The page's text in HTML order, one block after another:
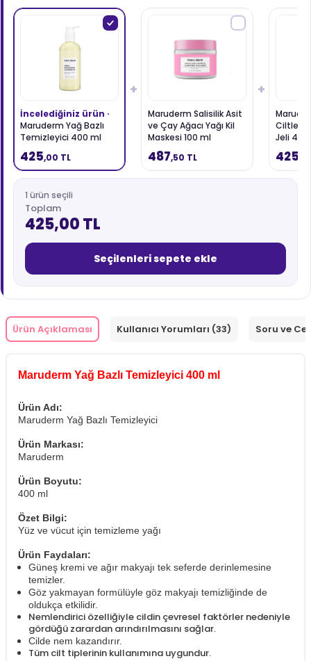
İncelediğiniz ürün ·
Maruderm Yağ Bazlı
Temizleyici 400 ml
425,00 TL
+
Maruderm Salisilik Asit
ve Çay Ağacı Yağı Kil
Maskesi 100 ml
487,50 TL
+
Ciltler
Jeli
425
1 ürün seçili
Toplam
425,00 TL
Seçilenleri sepete ekle
Ürün Açıklaması Kullanıcı Yorumları (33) Soru ve
Maruderm Yağ Bazlı Temizleyici 400 ml
Ürün Adı:
Maruderm Yağ Bazlı Temizleyici
Ürün Markası:
Maruderm
Ürün Boyutu:
400 ml
Özet Bilgi:
Yüz ve vücut için temizleme yağı
Ürün Faydaları:
Güneş kremi ve ağır makyajı tek seferde derinlemesine
temizler.
Göz yakmayan formülüyle göz makyajı temizliğinde de
oldukça etkilidir.
Nemlendirici özelliğiyle cildin çevresel faktörler nedeniyle
gördüğü zarardan arındırılmasını sağlar.
Cilde nem kazandırır.
Tüm cilt tiplerinin kullanımına uygundur.